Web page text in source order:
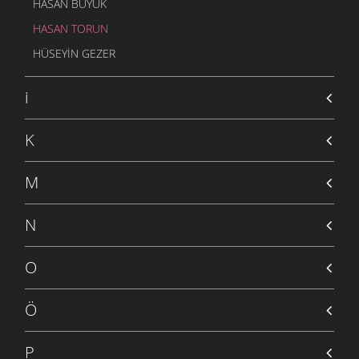
HASAN BÜYÜK
HASAN TORUN
HÜSEYIN GEZER
i
K
M
N
O
Ö
P